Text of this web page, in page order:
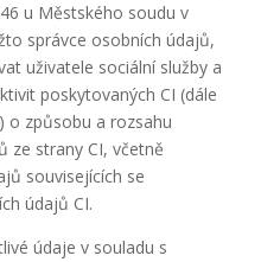
u Městského soudu v
správce osobních údajů,
uživatele sociální služby a
poskytovaných CI (dále
o způsobu a rozsahu
ze strany CI, včetně
souvisejících se
údajů CI.
údaje v souladu s